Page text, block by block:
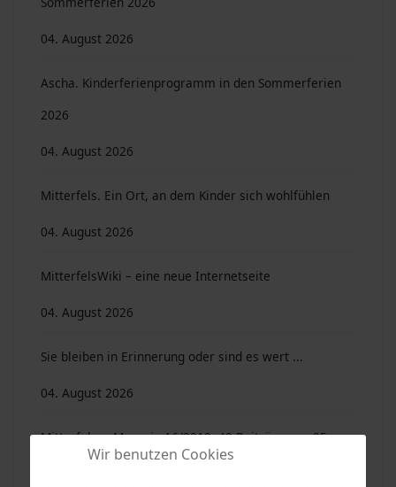
04. August 2026
Ascha. Kinderferienprogramm in den Sommerferien
2026
04. August 2026
Mitterfels. Ein Ort, an dem Kinder sich wohlfühlen
04. August 2026
MitterfelsWiki – eine neue Internetseite
04. August 2026
Sie bleiben in Erinnerung oder sind es wert ...
04. August 2026
Mitterfelser Magazin 16/2010. 40 Beiträge von 25
Wir benutzen Cookies